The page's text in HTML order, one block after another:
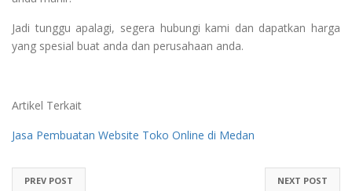
Jadi tunggu apalagi, segera hubungi kami dan dapatkan harga
yang spesial buat anda dan perusahaan anda.
Artikel Terkait
Jasa Pembuatan Website Toko Online di Medan
NEXT POST
PREV POST